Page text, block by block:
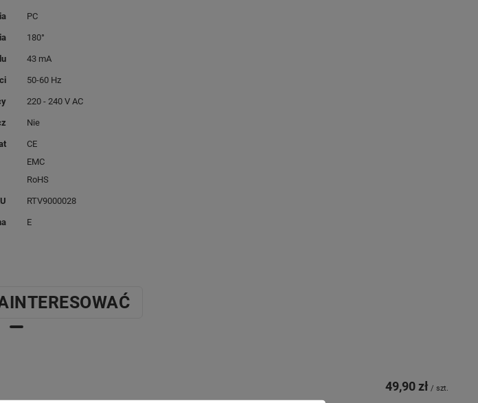
PC
180°
43 mA
50-60 Hz
220 - 240 V AC
Nie
CE
EMC
RoHS
RTV9000028
E
49,90 zł / szt.